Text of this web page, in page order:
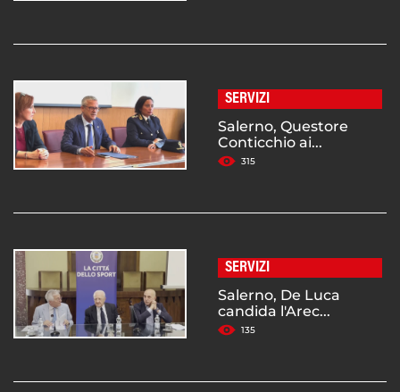
SERVIZI
Salerno, Questore
Conticchio ai...
315
SERVIZI
Salerno, De Luca
candida l'Arec...
135